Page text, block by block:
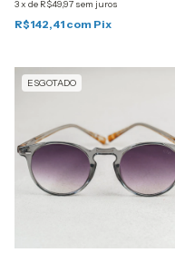
3x de R$49,97 sem juros
R$142,41 com Pix
ESGOTADO